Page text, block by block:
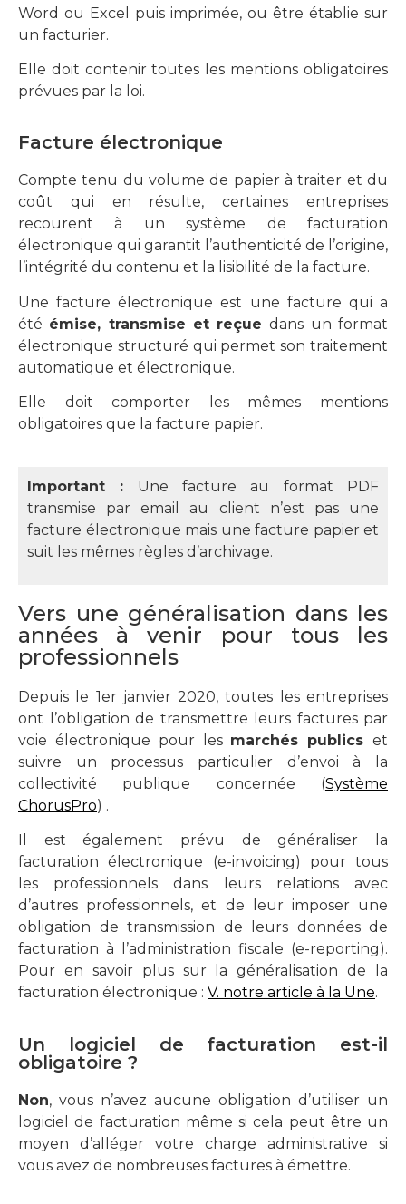
Word ou Excel puis imprimée, ou être établie sur
un facturier.
Elle doit contenir toutes les mentions obligatoires
prévues par la loi.
Facture électronique
Compte tenu du volume de papier à traiter et du
coût qui en résulte, certaines entreprises
recourent à un système de facturation
électronique qui garantit l’authenticité de l’origine,
l’intégrité du contenu et la lisibilité de la facture.
Une facture électronique est une facture qui a
été émise, transmise et reçuedans un format
électronique structuré qui permet son traitement
automatique et électronique.
Elle doit comporter les mêmes mentions
obligatoires que la facture papier.
Important : Une facture au format PDF
transmise par email au client n’est pas une
facture électronique mais une facture papier et
suit les mêmes règles d’archivage.
Vers une généralisation dans les
années à venir pour tous les
professionnels
Depuis le 1er janvier 2020, toutes les entreprises
ont l’obligation de transmettre leurs factures par
voie électronique pour les marchés publicset
suivre un processus particulier d’envoi à la
collectivité publique concernée (Système
ChorusPro) .
Il est également prévu de généraliser la
facturation électronique (e-invoicing) pour tous
les professionnels dans leurs relations avec
d’autres professionnels, et de leur imposer une
obligation de transmission de leurs données de
facturation à l’administration fiscale (e-reporting).
Pour en savoir plus sur la généralisation de la
facturation électronique : V. notre article à la Une.
Un logiciel de facturation est-il
obligatoire ?
Non, vous n’avez aucune obligation d’utiliser un
logiciel de facturation même si cela peut être un
moyen d’alléger votre charge administrative si
vous avez de nombreuses factures à émettre.